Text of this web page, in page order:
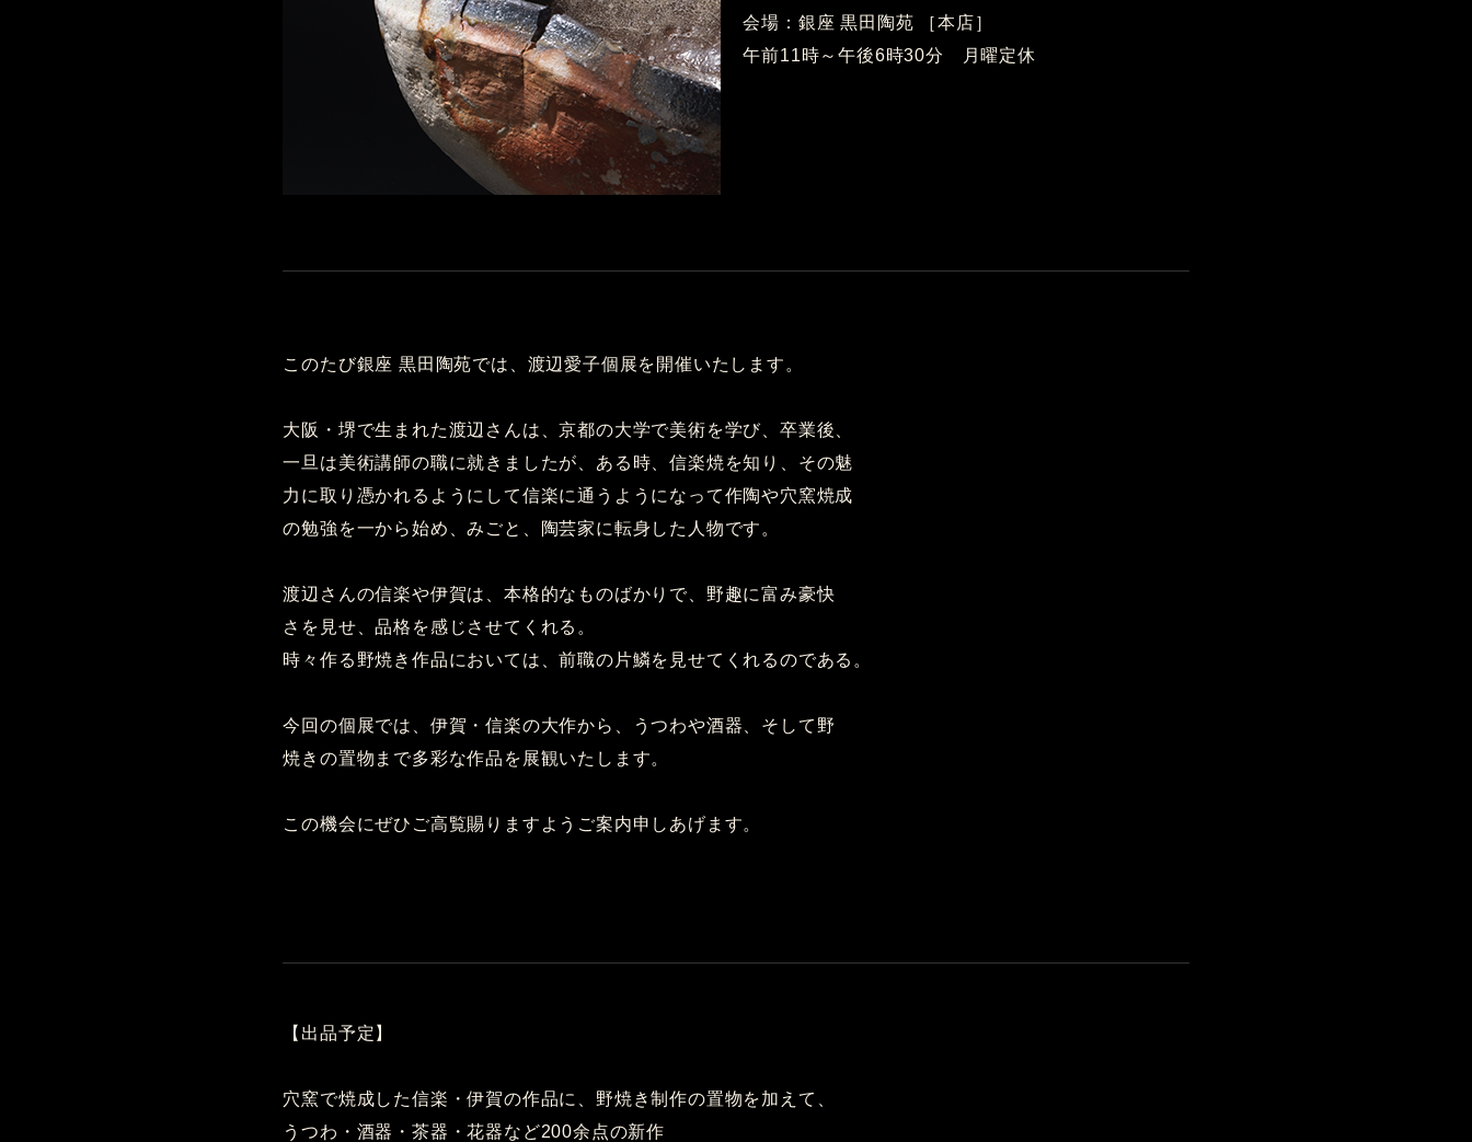
会場：銀座 黒田陶苑 ［本店］
午前11時～午後6時30分 月曜定休
このたび銀座 黒田陶苑では、渡辺愛子個展を開催いたします。
大阪・堺で生まれた渡辺さんは、京都の大学で美術を学び、卒業後、
一旦は美術講師の職に就きましたが、ある時、信楽焼を知り、その魅
力に取り憑かれるようにして信楽に通うようになって作陶や穴窯焼成
の勉強を一から始め、みごと、陶芸家に転身した人物です。
渡辺さんの信楽や伊賀は、本格的なものばかりで、野趣に富み豪快
さを見せ、品格を感じさせてくれる。
時々作る野焼き作品においては、前職の片鱗を見せてくれるのである。
今回の個展では、伊賀・信楽の大作から、うつわや酒器、そして野
焼きの置物まで多彩な作品を展観いたします。
この機会にぜひご高覧賜りますようご案内申しあげます。
【出品予定】
穴窯で焼成した信楽・伊賀の作品に、野焼き制作の置物を加えて、
うつわ・酒器・茶器・花器など200余点の新作